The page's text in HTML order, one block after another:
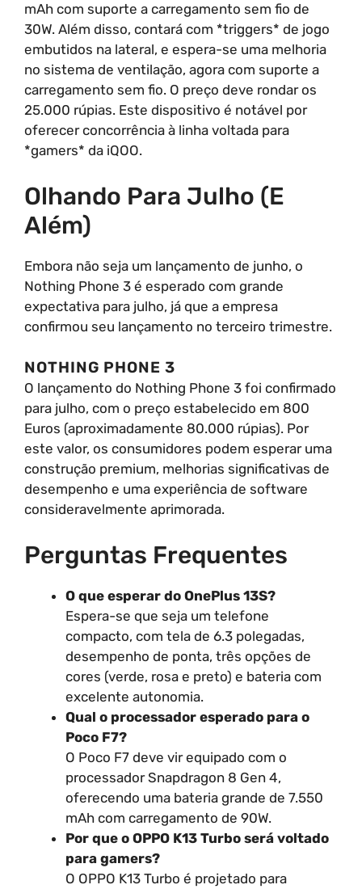
mAh com suporte a carregamento sem fio de
30W. Além disso, contará com *triggers* de jogo
embutidos na lateral, e espera-se uma melhoria
no sistema de ventilação, agora com suporte a
carregamento sem fio. O preço deve rondar os
25.000 rúpias. Este dispositivo é notável por
oferecer concorrência à linha voltada para
*gamers* da iQOO.
Olhando Para Julho (e
Além)
Embora não seja um lançamento de junho, o
Nothing Phone 3 é esperado com grande
expectativa para julho, já que a empresa
confirmou seu lançamento no terceiro trimestre.
NOTHING PHONE 3
O lançamento do Nothing Phone 3 foi confirmado
para julho, com o preço estabelecido em 800
Euros (aproximadamente 80.000 rúpias). Por
este valor, os consumidores podem esperar uma
construção premium, melhorias significativas de
desempenho e uma experiência de software
consideravelmente aprimorada.
Perguntas Frequentes
O que esperar do OnePlus 13S?
Espera-se que seja um telefone
compacto, com tela de 6.3 polegadas,
desempenho de ponta, três opções de
cores (verde, rosa e preto) e bateria com
excelente autonomia.
Qual o processador esperado para o
Poco F7?
O Poco F7 deve vir equipado com o
processador Snapdragon 8 Gen 4,
oferecendo uma bateria grande de 7.550
mAh com carregamento de 90W.
Por que o OPPO K13 Turbo será voltado
para gamers?
O OPPO K13 Turbo é projetado para